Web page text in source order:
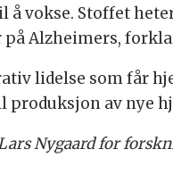
å vokse. Stoffet
Alzheimers,
lidelse som får
av nye
Nygaard for